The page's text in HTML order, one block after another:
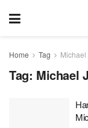
Home Tag Michael
Tag: Michael